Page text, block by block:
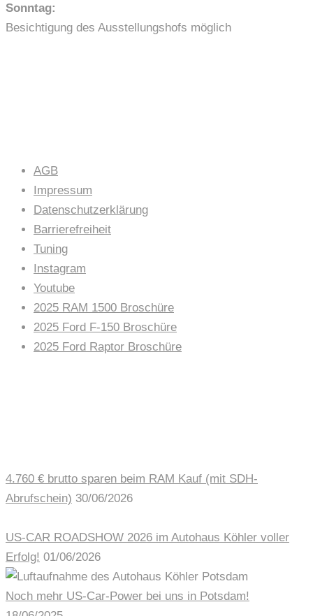
Sonntag:
Besichtigung des Ausstellungshofs möglich
AGB
Impressum
Datenschutzerklärung
Barrierefreiheit
Tuning
Instagram
Youtube
2025 RAM 1500 Broschüre
2025 Ford F-150 Broschüre
2025 Ford Raptor Broschüre
4.760 € brutto sparen beim RAM Kauf (mit SDH-
Abrufschein) 30/06/2026
US-CAR ROADSHOW 2026 im Autohaus Köhler voller
Erfolg! 01/06/2026
Noch mehr US-Car-Power bei uns in Potsdam!